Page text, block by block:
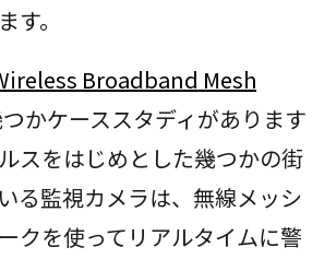
す。
Broadband Mesh
かケーススタディがあります
スをはじめとした幾つかの街
る監視カメラは、無線メッシ
クを使ってリアルタイムに警